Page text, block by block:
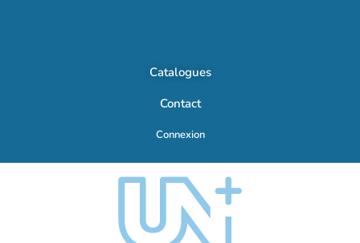
Catalogues
Contact
Connexion